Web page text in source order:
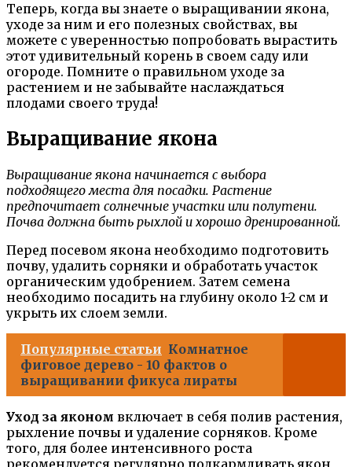
Теперь, когда вы знаете о выращивании якона,
уходе за ним и его полезных свойствах, вы
можете с уверенностью попробовать вырастить
этот удивительный корень в своем саду или
огороде. Помните о правильном уходе за
растением и не забывайте наслаждаться
плодами своего труда!
Выращивание якона
Выращивание якона начинается с выбора
подходящего места для посадки. Растение
предпочитает солнечные участки или полутени.
Почва должна быть рыхлой и хорошо дренированной.
Перед посевом якона необходимо подготовить
почву, удалить сорняки и обработать участок
органическим удобрением. Затем семена
необходимо посадить на глубину около 1-2 см и
укрыть их слоем земли.
Популярные статьи Комнатное
фиговое дерево - 10 фактов о
выращивании фикуса лираты
Уход за яконом включает в себя полив растения,
рыхление почвы и удаление сорняков. Кроме
того, для более интенсивного роста